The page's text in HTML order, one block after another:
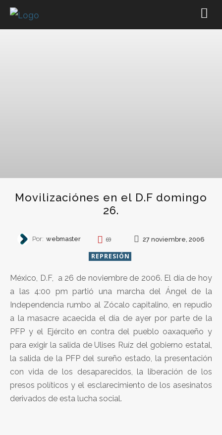
Movilizaciónes en el D.F domingo
26.
Por: webmaster 69 27 noviembre, 2006
REPRESIÓN
México, D.F, a 26 de noviembre de 2006. El día de hoy
a las 4:00 pm partió una marcha del Ángel de la
Independencia rumbo al Zócalo capitalino, en repudio
a la masacre acaecida el día de ayer por parte de la
PFP y el Ejército en contra del pueblo oaxaqueño y
para exigir la salida de Ulises Ruíz del gobierno estatal,
la salida de la PFP del sureño estado, la presentación
con vida de los desaparecidos, la liberación de los
presos políticos y el esclarecimiento de los asesinatos
derivados de esta lucha social.